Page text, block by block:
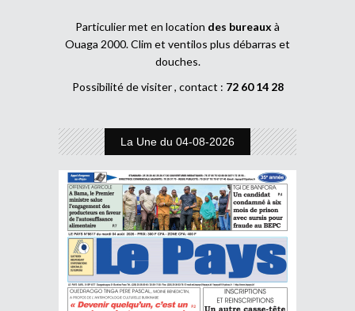
Particulier met en location des bureaux à
Ouaga 2000. Clim et ventilos plus débarras et
douches.
Possibilité de visiter , contact : 72 60 14 28
La Une du 04-08-2026